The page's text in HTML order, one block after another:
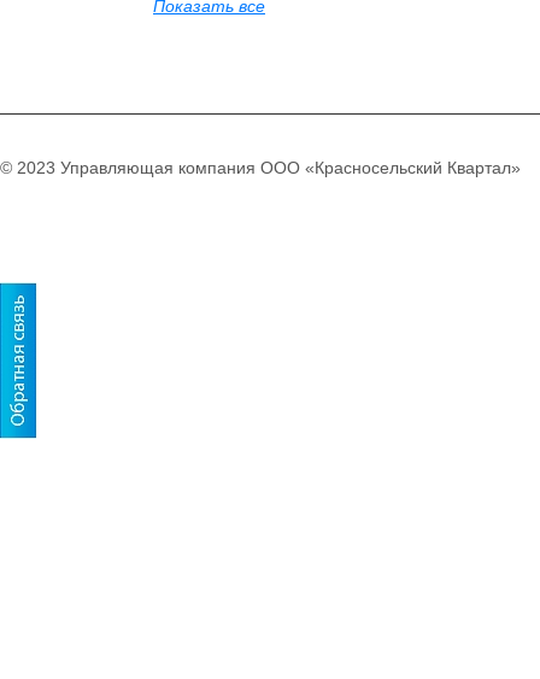
Показать все
© 2023 Управляющая компания ООО «Красносельский Квартал»